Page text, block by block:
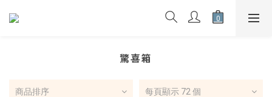
驚喜箱
商品排序 每頁顯示 72 個